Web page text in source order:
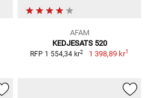
AFAM
KEDJESATS 520
RFP 1 554,34 kr2 1 398,89 kr1